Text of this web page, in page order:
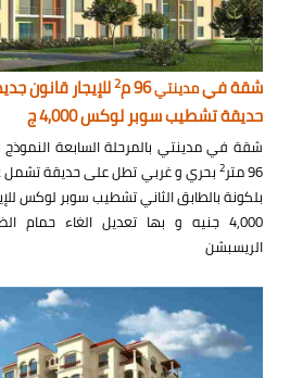
شقة فيمدينتي96 م 2للإيجار قانون
حديقة تشطيب سوبر لوكس 4,000 ج
شقة في مدينتي بالمرحلة السابعة
96 متر
2
بلكونة بالطابق الثاني تشطيب سوبر لوكس
4,000 جنيه و بها تعديل الغاء حمام
الريسبشن